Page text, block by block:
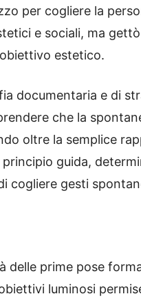
per cogliere la
e sociali, ma
estetico.
documentaria e di
che la
oltre la semplice
principio guida,
cogliere gesti
prime pose
luminosi